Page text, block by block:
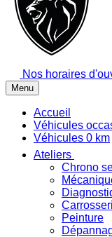
Nos horaires
Menu
Accueil
Véhicules
Véhicules 0 km
Ateliers
Chrono
Peinture